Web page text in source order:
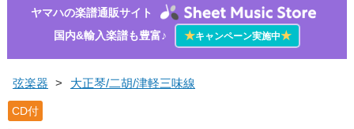
ヤマハの楽譜通販サイト
国内&輸入楽譜も豊富♪
★キャンペーン実施中★
弦楽器 > 大正琴/二胡/津軽三味線
CD付